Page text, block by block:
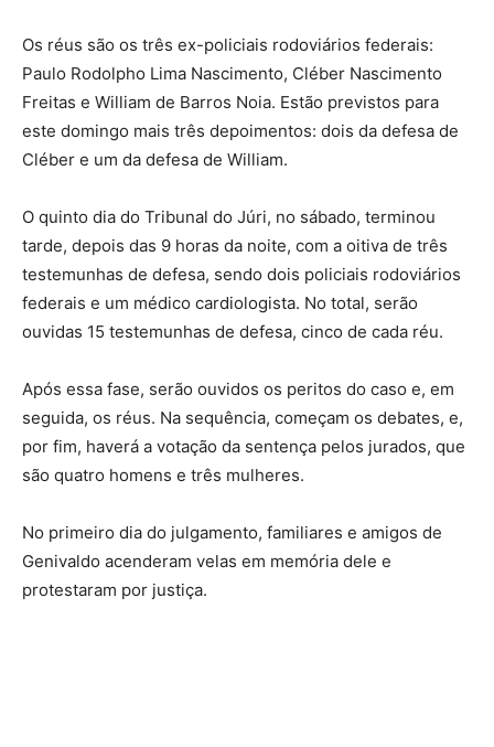
Os réus são os três ex-policiais rodoviários federais:
Paulo Rodolpho Lima Nascimento, Cléber Nascimento
Freitas e William de Barros Noia. Estão previstos para
este domingo mais três depoimentos: dois da defesa de
Cléber e um da defesa de William.
O quinto dia do Tribunal do Júri, no sábado, terminou
tarde, depois das 9 horas da noite, com a oitiva de três
testemunhas de defesa, sendo dois policiais rodoviários
federais e um médico cardiologista. No total, serão
ouvidas 15 testemunhas de defesa, cinco de cada réu.
Após essa fase, serão ouvidos os peritos do caso e, em
seguida, os réus. Na sequência, começam os debates, e,
por fim, haverá a votação da sentença pelos jurados, que
são quatro homens e três mulheres.
No primeiro dia do julgamento, familiares e amigos de
Genivaldo acenderam velas em memória dele e
protestaram por justiça.